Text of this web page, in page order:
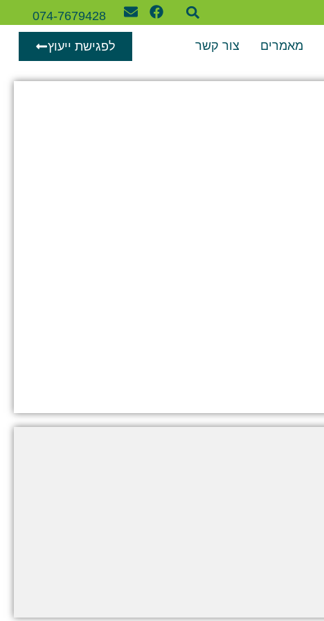
074-7679428
מאמרים צור קשר לפגישת ייעוץ